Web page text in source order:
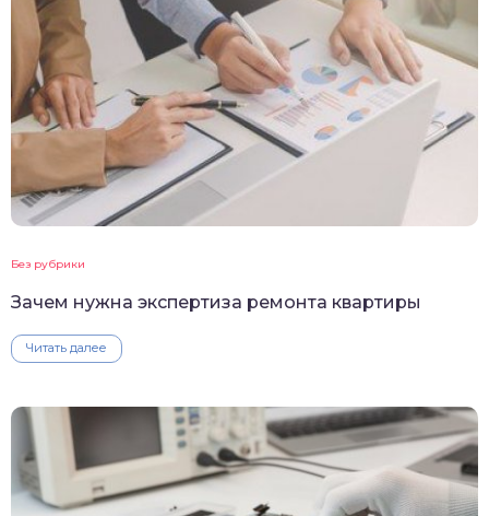
Без рубрики
Зачем нужна экспертиза ремонта квартиры
Читать далее